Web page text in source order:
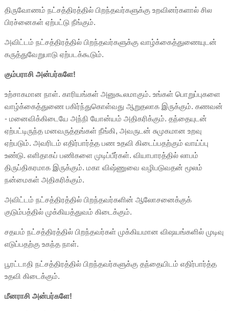
திருவோணம் நட்சத்திரத்தில் பிறந்தவர்களுக்கு உறவினர்களால் சில
பிரச்னைகள் ஏற்பட்டு நீங்கும்.
அவிட்டம் நட்சத்திரத்தில் பிறந்தவர்களுக்கு வாழ்க்கைத்துணையுடன்
கருத்துவேறுபாடு ஏற்படக்கூடும்.
கும்பராசி அன்பர்களே!
உற்சாகமான நாள். காரியங்கள் அனுகூலமாகும். உங்கள் பொறுப்புகளை
வாழ்க்கைத்துணை பகிர்ந்துகொள்வது ஆறுதலாக இருக்கும். கணவன்
- மனைவிக்கிடையே அந்நி யோன்யம் அதிகரிக்கும். தந்தையுடன்
ஏற்பட்டிருந்த மனவருத்தங்கள் நீங்கி, அவருடன் சுமுகமான உறவு
ஏற்படும். அவரிடம் எதிர்பார்த்த பண உதவி கிடைப்பதற்கும் வாய்ப்பு
உண்டு. எளிதாகப் பணிகளை முடிப்பீர்கள். வியாபாரத்தில் லாபம்
திருப்திகரமாக இருக்கும். மகா விஷ்ணுவை வழிபடுவதன் மூலம்
நன்மைகள் அதிகரிக்கும்.
அவிட்டம் நட்சத்திரத்தில் பிறந்தவர்களின் ஆலோசனைக்குக்
குடும்பத்தில் முக்கியத்துவம் கிடைக்கும்.
சதயம் நட்சத்திரத்தில் பிறந்தவர்கள் முக்கியமான விஷயங்களில் முடிவு
எடுப்பதற்கு உகந்த நாள்.
பூரட்டாதி நட்சத்திரத்தில் பிறந்தவர்களுக்கு தந்தையிடம் எதிர்பார்த்த
உதவி கிடைக்கும்.
மீனராசி அன்பர்களே!